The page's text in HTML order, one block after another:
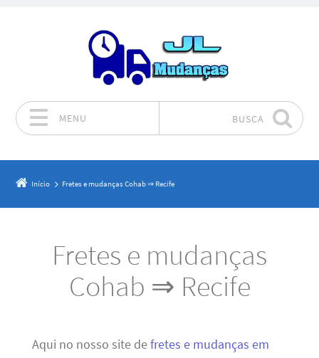
MENU BUSCA
Início Fretes e mudanças Cohab ⇒ Recife
Fretes e mudanças
Cohab ⇒ Recife
Aqui no nosso site defretes e mudanças em